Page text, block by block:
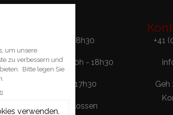
Montag: 14h - 18h30
Dienstag / Freitag: 10h - 18h30
Samstag: 10h - 17h30
Sonntag: geschlossen
+41
Geh